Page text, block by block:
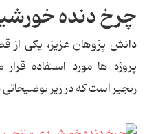
چرخ دنده
دانش پژوهان عزیز، یکی از
پروژه ها مورد استفاده
زنجیر است که در زیر توضیحاتی